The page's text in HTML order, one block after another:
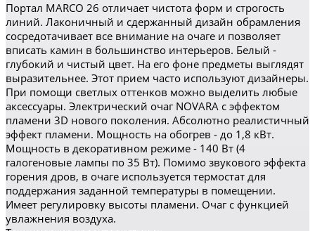
Портал MARCO 26 отличает чистота форм и строгость
линий. Лаконичный и сдержанный дизайн обрамления
сосредотачивает все внимание на очаге и позволяет
вписать камин в большинство интерьеров. Белый -
глубокий и чистый цвет. На его фоне предметы выглядят
выразительнее. Этот прием часто используют дизайнеры.
При помощи светлых оттенков можно выделить любые
аксессуары. Электрический очаг NOVARA с эффектом
пламени 3D нового поколения. Абсолютно реалистичный
эффект пламени. Мощность на обогрев - до 1,8 кВт.
Мощность в декоративном режиме - 140 Вт (4
галогеновые лампы по 35 Вт). Помимо звукового эффекта
горения дров, в очаге используется термостат для
поддержания заданной температуры в помещении.
Имеет регулировку высоты пламени. Очаг с функцией
увлажнения воздуха.